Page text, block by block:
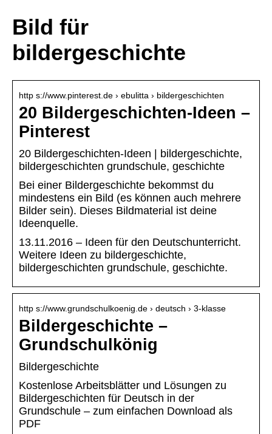
Bild für
bildergeschichte
http s://www.pinterest.de › ebulitta › bildergeschichten
20 Bildergeschichten-Ideen –
Pinterest
20 Bildergeschichten-Ideen | bildergeschichte,
bildergeschichten grundschule, geschichte
Bei einer Bildergeschichte bekommst du
mindestens ein Bild (es können auch mehrere
Bilder sein). Dieses Bildmaterial ist deine
Ideenquelle.
13.11.2016 – Ideen für den Deutschunterricht.
Weitere Ideen zu bildergeschichte,
bildergeschichten grundschule, geschichte.
http s://www.grundschulkoenig.de › deutsch › 3-klasse
Bildergeschichte –
Grundschulkönig
Bildergeschichte
Kostenlose Arbeitsblätter und Lösungen zu
Bildergeschichten für Deutsch in der
Grundschule – zum einfachen Download als
PDF